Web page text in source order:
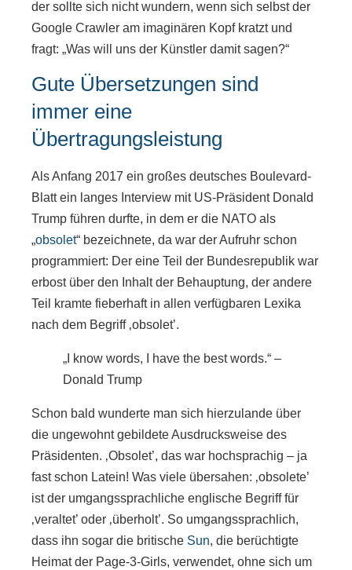
der sollte sich nicht wundern, wenn sich selbst der
Google Crawler am imaginären Kopf kratzt und
fragt: „Was will uns der Künstler damit sagen?“
Gute Übersetzungen sind
immer eine
Übertragungsleistung
Als Anfang 2017 ein großes deutsches Boulevard-
Blatt ein langes Interview mit US-Präsident Donald
Trump führen durfte, in dem er die NATO als
„obsolet“ bezeichnete, da war der Aufruhr schon
programmiert: Der eine Teil der Bundesrepublik war
erbost über den Inhalt der Behauptung, der andere
Teil kramte fieberhaft in allen verfügbaren Lexika
nach dem Begriff ‚obsolet’.
„I know words, I have the best words.“ –
Donald Trump
Schon bald wunderte man sich hierzulande über
die ungewohnt gebildete Ausdrucksweise des
Präsidenten. ‚Obsolet’, das war hochsprachig – ja
fast schon Latein! Was viele übersahen: ‚obsolete’
ist der umgangssprachliche englische Begriff für
‚veraltet’ oder ‚überholt’. So umgangssprachlich,
dass ihn sogar die britische Sun, die berüchtigte
Heimat der Page-3-Girls, verwendet, ohne sich um